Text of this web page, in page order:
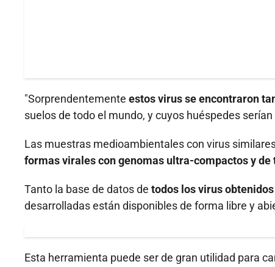
"Sorprendentemente estos virus se encontraron
suelos de todo el mundo, y cuyos huéspedes
Las muestras medioambientales con virus
formas virales con genomas ultra-compactos y de
Tanto la base de datos de todos los virus
desarrolladas están disponibles de forma libre y
Esta herramienta puede ser de gran utilidad para